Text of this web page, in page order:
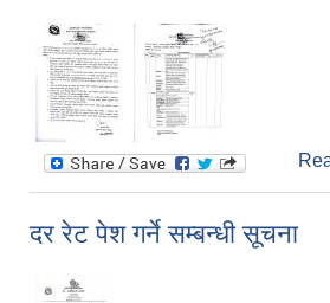
दर रेट पेश गर्ने सम्बन्धी सूचना